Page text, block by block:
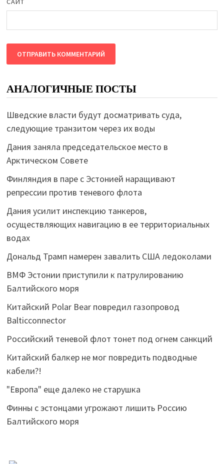
АНАЛОГИЧНЫЕ ПОСТЫ
Шведские власти будут досматривать суда,
следующие транзитом через их воды
Дания заняла председательское место в
Арктическом Совете
Финляндия в паре с Эстонией наращивают
репрессии против теневого флота
Дания усилит инспекцию танкеров,
осуществляющих навигацию в ее территориальных
водах
Дональд Трамп намерен завалить США ледоколами
ВМФ Эстонии приступили к патрулированию
Балтийского моря
Китайский Polаr Bear повредил газопровод
Вalticconnector
Российский теневой флот тонет под огнем санкций
Китайский балкер не мог повредить подводные
кабели?!
"Европа" еще далеко не старушка
Финны с эстонцами угрожают лишить Россию
Балтийского моря